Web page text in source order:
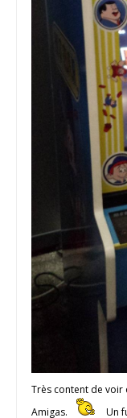
Très content de voir
Amigas.
Un